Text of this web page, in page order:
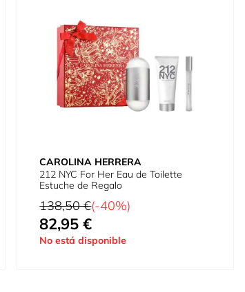
CAROLINA HERRERA
212 NYC For Her Eau de Toilette
Estuche de Regalo
Precio habitual
138,50 €(-40%)
Precio especial
82,95 €
No está disponible